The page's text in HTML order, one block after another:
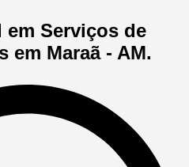
em Serviços de
em Maraã - AM.